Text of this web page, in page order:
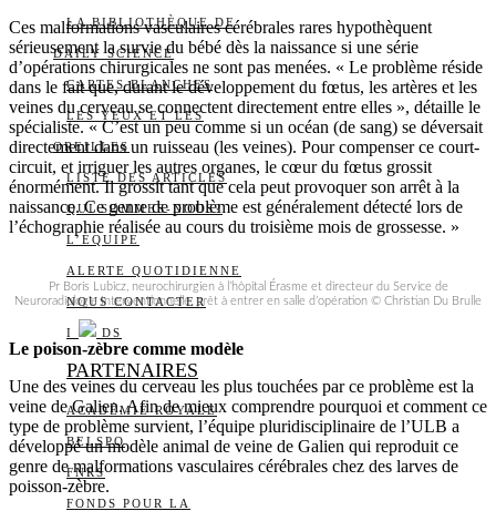
LA BIBLIOTHÈQUE DE
DAILY SCIENCE
CARTES BLANCHES
LES YEUX ET LES
OREILLES
LISTE DES ARTICLES
QUI SOMMES-NOUS?
L’ÉQUIPE
ALERTE QUOTIDIENNE
NOUS CONTACTER
I DS
PARTENAIRES
ACADÉMIE ROYALE
BELSPO
FNRS
FONDS POUR LA
Ces malformations vasculaires cérébrales rares hypothèquent
sérieusement la survie du bébé dès la naissance si une série
d’opérations chirurgicales ne sont pas menées. « Le problème réside
dans le fait que, durant le développement du fœtus, les artères et les
veines du cerveau se connectent directement entre elles », détaille le
spécialiste. « C’est un peu comme si un océan (de sang) se déversait
directement dans un ruisseau (les veines). Pour compenser ce court-
circuit, et irriguer les autres organes, le cœur du fœtus grossit
énormément. Il grossit tant que cela peut provoquer son arrêt à la
naissance. Ce genre de problème est généralement détecté lors de
l’échographie réalisée au cours du troisième mois de grossesse. »
Pr Boris Lubicz, neurochirurgien à l’hôpital Érasme et directeur du Service de
Neuroradiologie Interventionnelle, prêt à entrer en salle d’opération © Christian Du Brulle
Le poison-zèbre comme modèle
Une des veines du cerveau les plus touchées par ce problème est la
veine de Galien. Afin de mieux comprendre pourquoi et comment ce
type de problème survient, l’équipe pluridisciplinaire de l’ULB a
développé un modèle animal de veine de Galien qui reproduit ce
genre de malformations vasculaires cérébrales chez des larves de
poisson-zèbre.